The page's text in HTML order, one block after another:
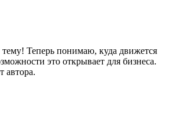
Теперь понимаю, куда движется
это открывает для бизнеса.
автора.